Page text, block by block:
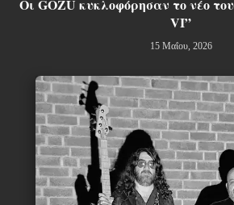
Οι GOZU κυκλοφόρησαν το νέο
VI”
15 Μαΐου, 2026